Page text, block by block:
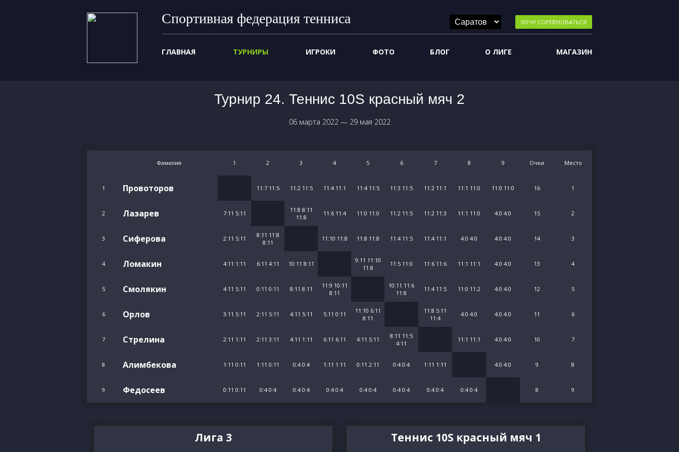
ХОЧУ СОРЕВНОВАТЬСЯ
Спортивная федерация тенниса
ГЛАВНАЯ ТУРНИРЫ ИГРОКИ ФОТО БЛОГ О ЛИГЕ МАГАЗИН
Турнир 24. Теннис 10S красный мяч 2
06 марта 2022— 29 мая 2022
Фамилия 1 2 3 4 5 6 7 8 9 Очки Место
1 Провоторов 11:7 11:5 11:2 11:5 11:4 11:1 11:4 11:5 11:3 11:5 11:2 11:1 11:1 11:0 11:0 11:0 16 1
2 Лазарев 7:11 5:11
11:8 8:11
11:8
11:6 11:4 11:0 11:0 11:2 11:5 11:2 11:3 11:1 11:0 4:0 4:0 15 2
3 Сиферова 2:11 5:11
8:11 11:8
8:11
11:10 11:8 11:8 11:8 11:4 11:5 11:4 11:1 4:0 4:0 4:0 4:0 14 3
4 Ломакин 4:11 1:11 6:11 4:11 10:11 8:11
9:11 11:10
11:8
11:5 11:0 11:6 11:6 11:1 11:1 4:0 4:0 13 4
5 Смолякин 4:11 5:11 0:11 0:11 8:11 8:11
11:9 10:11
8:11
10:11 11:6
11:8
11:4 11:5 11:0 11:2 4:0 4:0 12 5
6 Орлов 3:11 5:11 2:11 5:11 4:11 5:11 5:11 0:11
11:10 6:11
8:11
11:8 5:11
11:4
4:0 4:0 4:0 4:0 11 6
7 Стрелина 2:11 1:11 2:11 3:11 4:11 1:11 6:11 6:11 4:11 5:11
8:11 11:5
4:11
11:1 11:1 4:0 4:0 10 7
8 Алимбекова 1:11 0:11 1:11 0:11 0:4 0:4 1:11 1:11 0:11 2:11 0:4 0:4 1:11 1:11 4:0 4:0 9 8
9 Федосеев 0:11 0:11 0:4 0:4 0:4 0:4 0:4 0:4 0:4 0:4 0:4 0:4 0:4 0:4 0:4 0:4 8 9
Лига 3 Теннис 10S красный мяч 1